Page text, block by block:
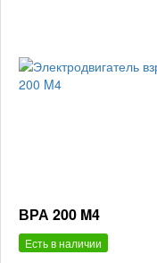
ВРА 200 M4
Есть в наличии